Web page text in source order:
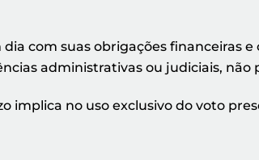
com suas obrigações financeiras
administrativas ou judiciais, não
implica no uso exclusivo do voto